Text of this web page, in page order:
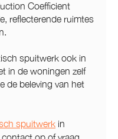
Coefficient
reflecterende ruimtes
spuitwerk ook in
in de woningen zelf
de beleving van het
spuitwerk in